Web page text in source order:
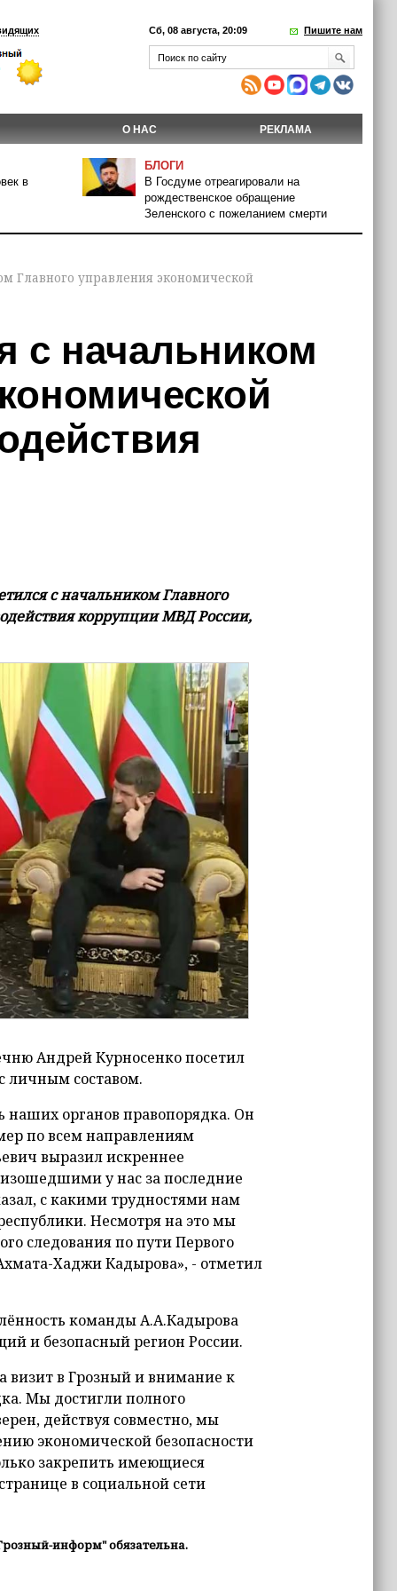
Сб, 08 августа, 20:09 Пишите нам
О НАС РЕКЛАМА
в
БЛОГИ
В Госдуме отреагировали на
рождественское обращение
Зеленского с пожеланием смерти
Главного управления экономической
с начальником
с начальником Главного
коррупции МВД России,
Андрей Курносенко посетил
личным составом.
наших органов правопорядка. Он
по всем направлениям
выразил искреннее
у нас за последние
с какими трудностями нам
Несмотря на это мы
следования по пути Первого
Хаджи Кадырова», - отметил
команды А.А.Кадырова
и безопасный регион России.
визит в Грозный и внимание к
Мы достигли полного
действуя совместно, мы
экономической безопасности
закрепить имеющиеся
в социальной сети
информ" обязательна.